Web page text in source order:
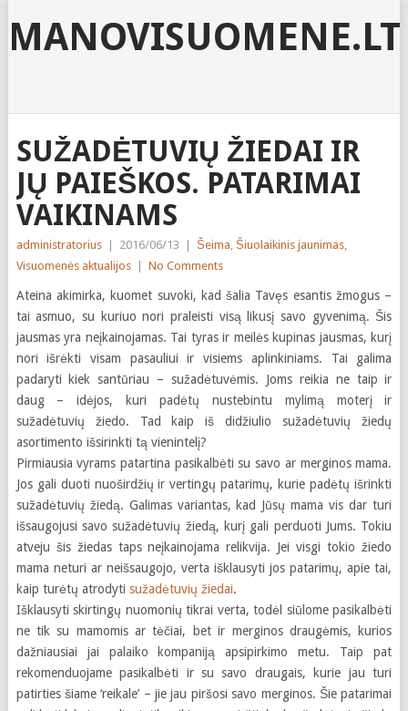
MANOVISUOMENE.LT
SUŽADĖTUVIŲ ŽIEDAI IR
JŲ PAIEŠKOS. PATARIMAI
VAIKINAMS
administratorius 2016/06/13 Šeima, Šiuolaikinis jaunimas,
Visuomenės aktualijos
No Comments
Ateina akimirka, kuomet suvoki, kad šalia Tavęs esantis žmogus –
tai asmuo, su kuriuo nori praleisti visą likusį savo gyvenimą. Šis
jausmas yra neįkainojamas. Tai tyras ir meilės kupinas jausmas, kurį
nori išrėkti visam pasauliui ir visiems aplinkiniams. Tai galima
padaryti kiek santūriau – sužadėtuvėmis. Joms reikia ne taip ir
daug – idėjos, kuri padėtų nustebintu mylimą moterį ir
sužadėtuvių žiedo. Tad kaip iš didžiulio sužadėtuvių žiedų
asortimento išsirinkti tą vienintelį?
Pirmiausia vyrams patartina pasikalbėti su savo ar merginos mama.
Jos gali duoti nuoširdžių ir vertingų patarimų, kurie padėtų išrinkti
sužadėtuvių žiedą. Galimas variantas, kad Jūsų mama vis dar turi
išsaugojusi savo sužadėtuvių žiedą, kurį gali perduoti Jums. Tokiu
atveju šis žiedas taps neįkainojama relikvija. Jei visgi tokio žiedo
mama neturi ar neišsaugojo, verta išklausyti jos patarimų, apie tai,
kaip turėtų atrodyti sužadėtuvių žiedai.
Išklausyti skirtingų nuomonių tikrai verta, todėl siūlome pasikalbėti
ne tik su mamomis ar tėčiai, bet ir merginos draugėmis, kurios
dažniausiai jai palaiko kompaniją apsipirkimo metu. Taip pat
rekomenduojame pasikalbėti ir su savo draugais, kurie jau turi
patirties šiame ‘reikale’ – jie jau piršosi savo merginos. Šie patarimai